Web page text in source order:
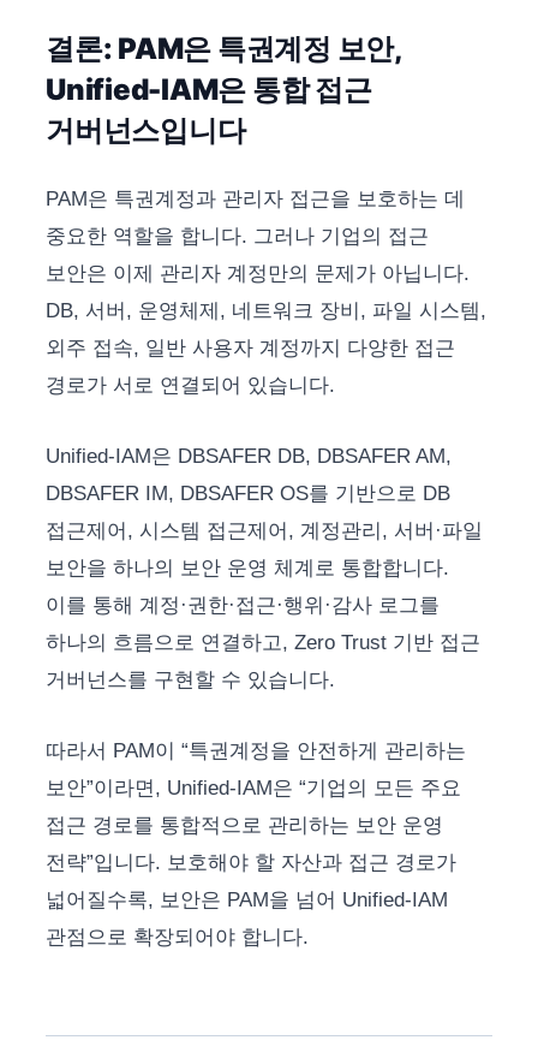
결론: PAM은 특권계정 보안,
Unified-IAM은 통합 접근
거버넌스입니다
PAM은 특권계정과 관리자 접근을 보호하는 데
중요한 역할을 합니다. 그러나 기업의 접근
보안은 이제 관리자 계정만의 문제가 아닙니다.
DB, 서버, 운영체제, 네트워크 장비, 파일 시스템,
외주 접속, 일반 사용자 계정까지 다양한 접근
경로가 서로 연결되어 있습니다.
Unified-IAM은 DBSAFER DB, DBSAFER AM,
DBSAFER IM, DBSAFER OS를 기반으로 DB
접근제어, 시스템 접근제어, 계정관리, 서버·파일
보안을 하나의 보안 운영 체계로 통합합니다.
이를 통해 계정·권한·접근·행위·감사 로그를
하나의 흐름으로 연결하고, Zero Trust 기반 접근
거버넌스를 구현할 수 있습니다.
따라서 PAM이 “특권계정을 안전하게 관리하는
보안”이라면, Unified-IAM은 “기업의 모든 주요
접근 경로를 통합적으로 관리하는 보안 운영
전략”입니다. 보호해야 할 자산과 접근 경로가
넓어질수록, 보안은 PAM을 넘어 Unified-IAM
관점으로 확장되어야 합니다.